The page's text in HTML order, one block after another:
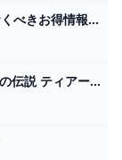
【ティアキン】損する前に見て!!絶対知っておくべきお得情報７選!!【ティアーズオブザキングダム 攻略】 - YouTube
【ティアキン】青ホラブリン【ゼルダの伝説 ティアーズオブザキングダム】 hyperWiki